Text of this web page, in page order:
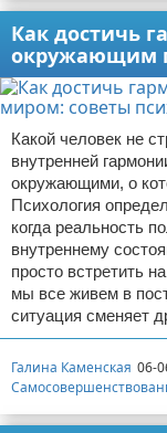
Как достичь
окружающим
Какой человек не
внутренней
окружающими, о
Психология
когда реальность
внутреннему
просто встретить
мы все живем в
ситуация сменяет
Галина Каменская 06-